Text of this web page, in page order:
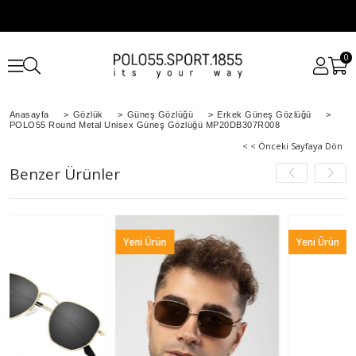
0
Anasayfa > Gözlük > Güneş Gözlüğü > Erkek Güneş Gözlüğü
>
POLO55 Round Metal Unisex Güneş Gözlüğü MP20DB307R008
< < Önceki Sayfaya Dön
Benzer Ürünler